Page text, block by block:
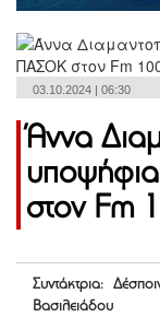
03.10.2024 | 06:30
Άννα
στον Fm
Συντάκτρια:
Βασιλειάδου